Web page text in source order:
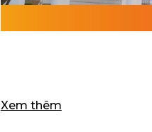
Xem thêm